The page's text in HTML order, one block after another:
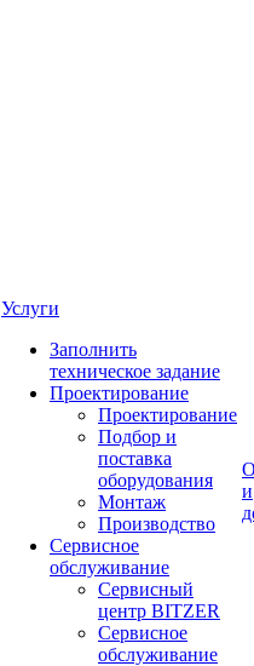
Услуги
Заполнить
техническое задание
Проектирование
Проектирование
Подбор и
поставка
оборудования
Монтаж
Производство
Сервисное
обслуживание
Сервисный
центр BITZER
Сервисное
обслуживание
и